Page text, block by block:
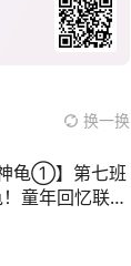
换一换
神龟①】第七班
童年回忆联动